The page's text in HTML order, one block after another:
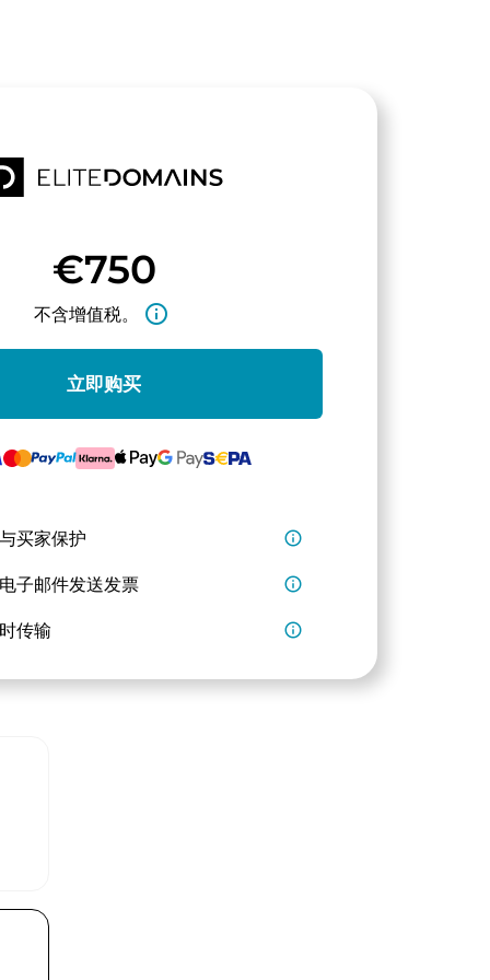
€750
不含增值税。 info_outline
立即购买
买家保护 info_outline
子邮件发送发票 info_outline
传输 info_outline